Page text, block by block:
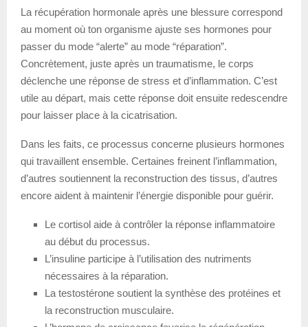
La récupération hormonale après une blessure correspond
au moment où ton organisme ajuste ses hormones pour
passer du mode “alerte” au mode “réparation”.
Concrètement, juste après un traumatisme, le corps
déclenche une réponse de stress et d’inflammation. C’est
utile au départ, mais cette réponse doit ensuite redescendre
pour laisser place à la cicatrisation.
Dans les faits, ce processus concerne plusieurs hormones
qui travaillent ensemble. Certaines freinent l’inflammation,
d’autres soutiennent la reconstruction des tissus, d’autres
encore aident à maintenir l’énergie disponible pour guérir.
Le cortisol aide à contrôler la réponse inflammatoire
au début du processus.
L’insuline participe à l’utilisation des nutriments
nécessaires à la réparation.
La testostérone soutient la synthèse des protéines et
la reconstruction musculaire.